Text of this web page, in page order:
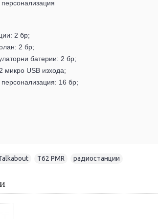
2 бр;
2 бр;
батерии: 2 бр;
микро USB изхода;
персонализация: 16 бр;
T62 PMR радиостанции